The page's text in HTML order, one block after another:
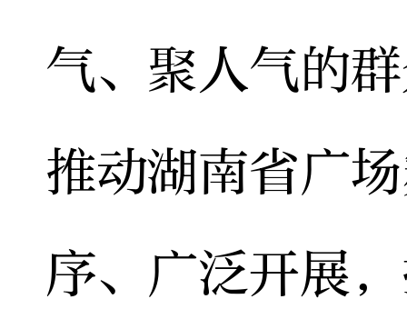
气、聚人气的
推动湖南省广
序、广泛开展